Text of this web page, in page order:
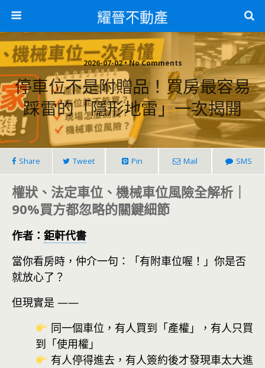
耀晉不動產
2026-07-02 • No Comments
停車位不是附贈品！買房最容易
踩雷的「隱形地雷」一次揭開
Share Tweet Pin Mail SMS
權狀、法定車位、機械車位風險全解析｜
90%買方都忽略的關鍵細節
作者： 鉅軒代書
當你看房時，仲介一句：「有附車位喔！」你是否
就放心了？
但現實是 ——
同一個車位，有人買到「產權」，有人只買
到「使用權」
有人停得進去，有人簽約後才發現車太大進